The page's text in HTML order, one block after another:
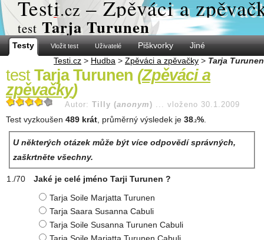
Testi.cz – Zpěváci a
test Tarja Turunen
Testy Vložit test Uživatelé Piškvorky
Jiné
Testi.cz > Hudba > Zpěváci a zpěvačky > Tarja Turunen
test Tarja Turunen (Zpěváci a
zpěvačky)
Autor: Tilly (anonym ) ... vloženo 30.1.2009
Test vyzkoušen 489 krát , průměrný výsledek je 38 .2%
U některých otázek může být více odpovědí správných,
zaškrtněte všechny.
Jaké je celé jméno Tarji Turunen ?
Tarja Soile Marjatta Turunen
Tarja Saara Susanna Cabuli
Tarja Soile Susanna Turunen Cabuli